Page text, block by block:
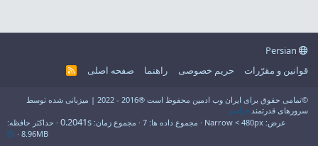
قوانین و مقرّرات
حریم خصوصی راهنما صفحه اصلی
R
©تمامی حقوق برای ایران وب ادمین محفوظ است ®2016 - 2022 | میزبانی شده توسط
سرورهای قدرتمند فراسو
عرض
مجموع داده ها 7 مجموع زمان 0.2041s
حداکثر حافظه
8.96MB